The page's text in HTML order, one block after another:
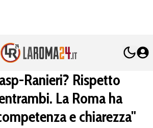
Ranieri? Rispetto
La Roma ha
e chiarezza"